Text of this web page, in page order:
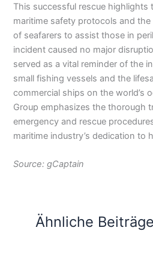
This successful rescue highlights
maritime safety protocols and
of seafarers to assist those in
incident caused no major
served as a vital reminder of the
small fishing vessels and the
commercial ships on the world’s
Group emphasizes the thorough
emergency and rescue
maritime industry’s dedication to
Source: gCaptain
Ähnliche Beiträge